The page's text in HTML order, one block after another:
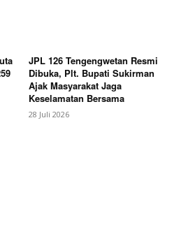
NOW
JPL 126 Tengengwetan Resmi
Dibuka, Plt. Bupati Sukirman
Ajak Masyarakat Jaga
Keselamatan Bersama
28 Juli 2026